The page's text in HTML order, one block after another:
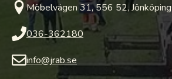
Möbelvägen 31, 556 52, Jönköping
036-362180
info@jrab.se